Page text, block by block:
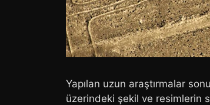
Yapılan uzun araştırmalar
üzerindeki şekil ve resimlerin